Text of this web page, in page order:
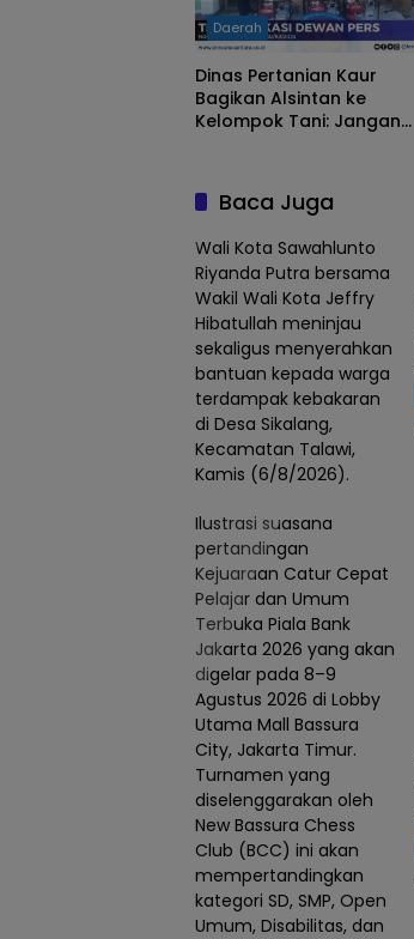
Daerah
Dinas Pertanian Kaur
Bagikan Alsintan ke
Kelompok Tani: Jangan
Baca Juga
Wali Kota Sawahlunto
Riyanda Putra bersama
Wakil Wali Kota Jeffry
Hibatullah meninjau
sekaligus menyerahkan
bantuan kepada warga
terdampak kebakaran
di Desa Sikalang,
Kecamatan Talawi,
Kamis (6/8/2026).
Ilustrasi suasana
pertandingan
Kejuaraan Catur Cepat
Pelajar dan Umum
Terbuka Piala Bank
Jakarta 2026 yang akan
digelar pada 8–9
Agustus 2026 di Lobby
Utama Mall Bassura
City, Jakarta Timur.
Turnamen yang
diselenggarakan oleh
New Bassura Chess
Club (BCC) ini akan
mempertandingkan
kategori SD, SMP, Open
Umum, Disabilitas, dan